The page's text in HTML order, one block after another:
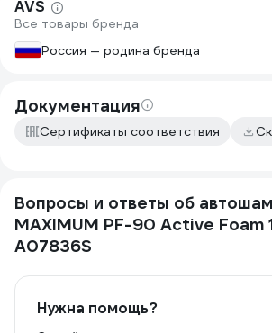
AVS
Все товары бренда
Россия — родина бренда
Документация
Сертификаты соответствия
Вопросы и ответы об
MAXIMUM PF-90 Active Foam
A07836S
Нужна помощь?